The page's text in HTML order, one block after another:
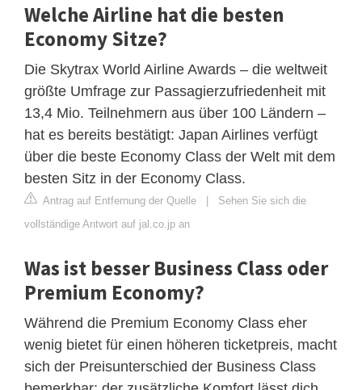
Welche Airline hat die besten
Economy Sitze?
Die Skytrax World Airline Awards – die weltweit
größte Umfrage zur Passagierzufriedenheit mit
13,4 Mio. Teilnehmern aus über 100 Ländern –
hat es bereits bestätigt: Japan Airlines verfügt
über die beste Economy Class der Welt mit dem
besten Sitz in der Economy Class.
Antrag auf Entfernung der Quelle | Sehen Sie sich die
vollständige Antwort auf jal.co.jp an
Was ist besser Business Class oder
Premium Economy?
Während die Premium Economy Class eher
wenig bietet für einen höheren ticketpreis, macht
sich der Preisunterschied der Business Class